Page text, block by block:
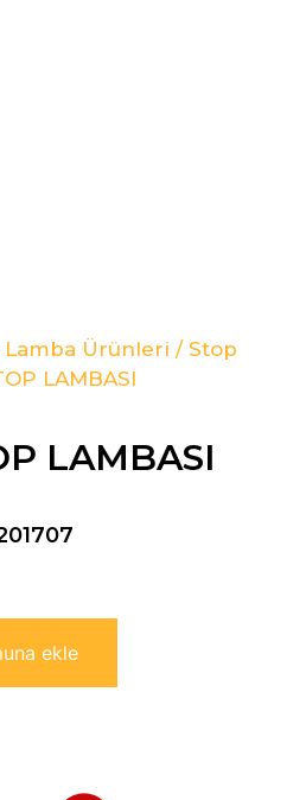
Lamba Ürünleri / Stop
LAMBASI
LAMBASI
ekle